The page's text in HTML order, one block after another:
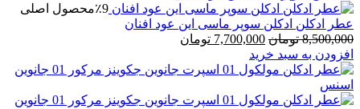
٪9محصول اصلی
عطر ادکلن ادکلن سوپر ماسی این عود افنان
8,500,000 تومان قیمت
اصلی
8,500,000 تومان
7,700,000 تومان
7,700,000 تومان
افزودن به سبد خرید